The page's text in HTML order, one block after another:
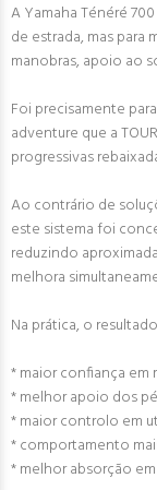
A Yamaha Ténéré
de estrada, mas
manobras, apoio ao
Foi precisamente
adventure que a
progressivas
Ao contrário de
este sistema foi
reduzindo
melhora
Na prática, o
* maior confiança em
* melhor apoio dos
* maior controlo em
* comportamento
* melhor absorção